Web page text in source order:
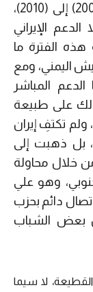
الجمهوري في صنعاء في الفترة من (2004) إلى (2010)،
الإيراني
الفترة ما
اليمني، ومع
المباشر
على طبيعة
ولم تكتفِ إيران
بل ذهبت إلى
خلال محاولة
وهو علي
دائم بحزب
بعض الشباب
القطيعة، لا سيما